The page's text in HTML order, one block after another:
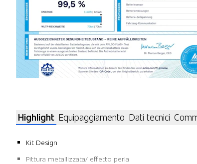
Highlight Equipaggiamento Dati tecnici
Kit Design
Pittura metallizzata/ effetto perla